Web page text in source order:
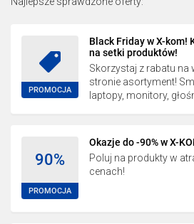
PROMOCJA
Black Friday w X-kom!
na setki produktów!
Skorzystaj z rabatu na
stronie asortyment!
laptopy, monitory,
90%
PROMOCJA
Okazje do -90% w X-
Poluj na produkty w
cenach!